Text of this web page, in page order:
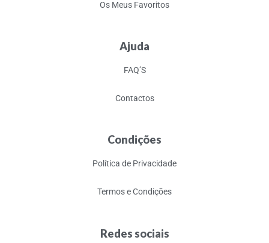
Os Meus Favoritos
Ajuda
FAQ’S
Contactos
Condições
Política de Privacidade
Termos e Condições
Redes sociais